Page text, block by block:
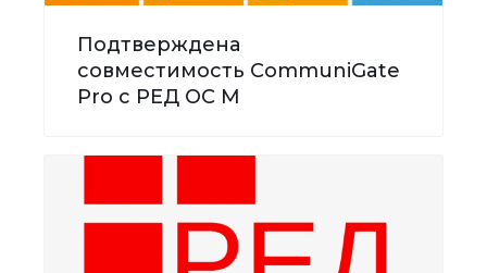
Подтверждена
совместимость CommuniGate
Pro с РЕД ОС М